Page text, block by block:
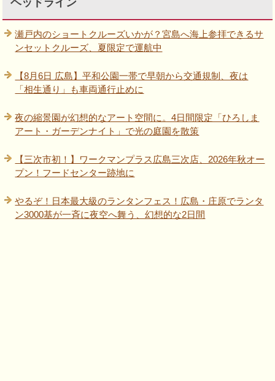
ヘッドライン
瀬戸内のショートクルーズいかが？宮島へ海上参拝できるサ
ンセットクルーズ、夏限定で運航中
【8月6日 広島】平和公園一帯で早朝から交通規制、夜は
「相生通り」も車両通行止めに
夜の縮景園が幻想的なアート空間に。4日間限定「ひろしま
アート・ガーデンナイト」で光の庭園を散策
【三次市初！】ワークマンプラス広島三次店、2026年秋オー
プン！フードセンター跡地に
やるぞ！日本最大級のランタンフェス！広島・庄原でランタ
ン3000基が一斉に夜空へ舞う、幻想的な2日間